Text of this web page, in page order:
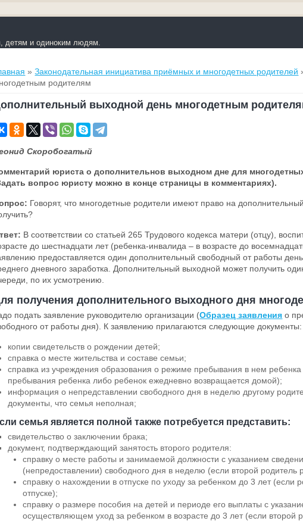
детям и одиноким людям.
здесь
»Законодательная инициатива приёмных и многодетных родителей
родителям
выходной день многодетным
Скоробогатый
юриста о дополнительнов выходном дне для
вопрос юристу можно в конце страницы в комментариях).
Говорят, что многодетные родители имеют право на
В соответствии со статьей 265 Трудового кодекса матери (отцу),
до шестнадцати лет (ребенка-инвалида – в возрасте до
предоставляется один дополнительный свободный от работы
дневного заработка. Дополнительный выходной может получить
по их усмотрению.
получения дополнительного выходного дня
подать заявление руководителю организации (Образец заявления о
от работы дня). К заявлению прилагаются следующие документы:
копии свидетельств о рождении детей;
справка о месте жительства и составе семьи;
справка из учреждения образования о режиме пребывания в нем ребенка
пребывания ребенка либо ребенок ежедневно возвращается домой);
информация о непредставлении свободного дня в неделю другому
документы, что семья неполная;
семья является полной также потребуется представить:
свидетельство о заключении брака;
документ, подтверждающий занятость второго родителя:
справку о месте работы и занимаемой должности с указанием
(непредоставлении) свободного дня в неделю (если второй родитель
справку о нахождении в отпуске по уходу за ребенком до 3 лет (если
отпуске);
справку о размере пособия на детей и периоде его выплаты с
осуществляющем уход за ребенком в возрасте до 3 лет (если второй